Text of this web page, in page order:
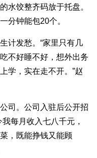
水饺整齐码放于托盘。
分钟能包20个。
发愁。“家里只有几
不好睡不好，想外出务
学，实在走不开。”赵
。公司入驻后公开招
每月收入七八千元，
，既能挣钱又能顾